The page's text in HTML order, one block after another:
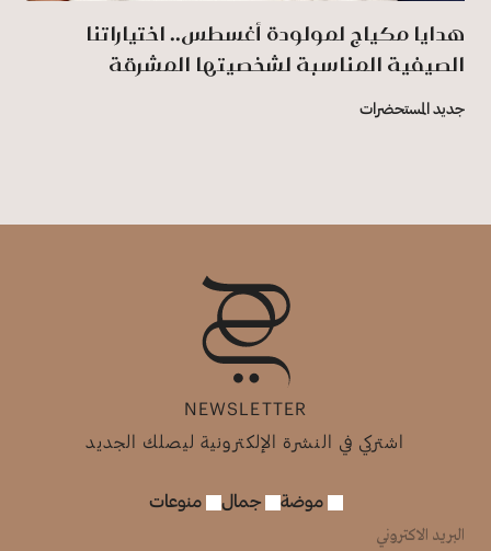
هدايا مكياج لمولودة أغسطس.. اختياراتنا
الصيفية المناسبة لشخصيتها المشرقة
جديد المستحضرات
NEWSLETTER
اشتركي في النشرة الإلكترونية ليصلك الجديد
موضة جمال منوعات